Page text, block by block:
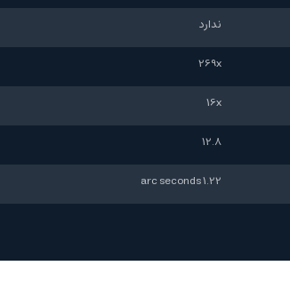
ندارد
269x
16x
12.8
1.22 arc seconds